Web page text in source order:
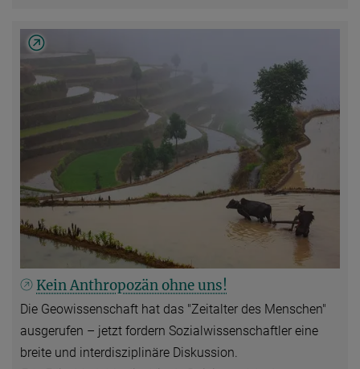
Kein Anthropozän ohne uns!
Die Geowissenschaft hat das "Zeitalter des Menschen"
ausgerufen – jetzt fordern Sozialwissenschaftler eine
breite und interdisziplinäre Diskussion.